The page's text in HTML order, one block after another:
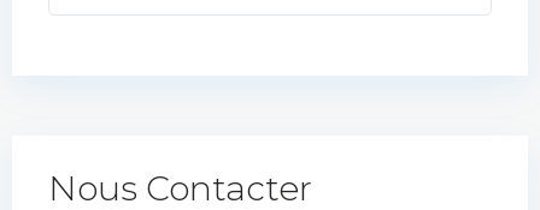
Nous Contacter